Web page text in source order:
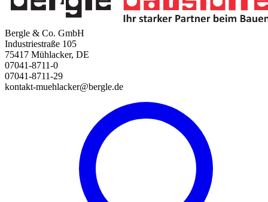
Bergle & Co. GmbH
Industriestraße 105
75417 Mühlacker, DE
07041-8711-0
07041-8711-29
kontakt-muehlacker@bergle.de